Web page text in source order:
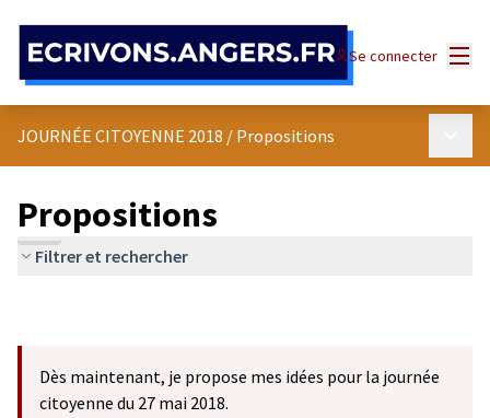
Se connecter
JOURNÉE CITOYENNE 2018 / Propositions
Propositions
Filtrer et rechercher
Dès maintenant, je propose mes idées pour la journée
citoyenne du 27 mai 2018.